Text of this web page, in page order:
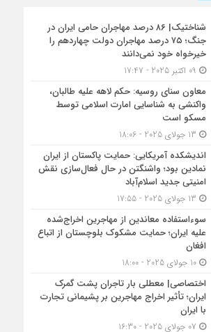
شناختیک| ۸۶ درصد مهاجران حامی ایران در
جنگ؛ ۷۵ درصد مهاجران دولت چهاردهم را
خیرخواه خود نمی‌دانند
معاون سنای روسیه: حکم لاهه علیه طالبان،
واکنشی به شناسایی امارت اسلامی توسط
مسکو است
اندیشکده آمریکایی: حمایت پاکستان از ایران
نمادین بود؛ واشنگتن در حال فعال‌سازی نقش
امنیتی جدید اسلام‌آباد
سوءاستفاده معاندین از مهاجرین اخراج‌شده
علیه ایران؛ حمایت مشکوک بلوچستان از اتباع
افغان
10 جولای 2025 - 18:00
اختصاصی| معطلی بار تاجران پشت گمرک
ایران؛ تأثیر اخراج مهاجرین بر پشیمانی تجارت
با ایران